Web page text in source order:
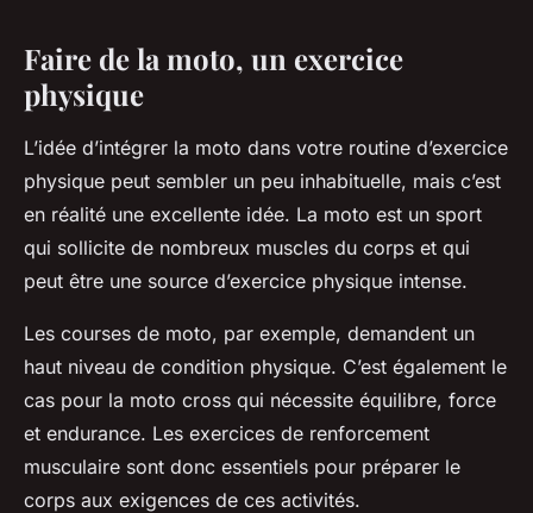
Faire de la moto, un exercice
physique
L’idée d’intégrer la moto dans votre routine d’exercice
physique peut sembler un peu inhabituelle, mais c’est
en réalité une excellente idée. La moto est un sport
qui sollicite de nombreux muscles du corps et qui
peut être une source d’exercice physique intense.
Les courses de moto, par exemple, demandent un
haut niveau de condition physique. C’est également le
cas pour la moto cross qui nécessite équilibre, force
et endurance. Les exercices de renforcement
musculaire sont donc essentiels pour préparer le
corps aux exigences de ces activités.